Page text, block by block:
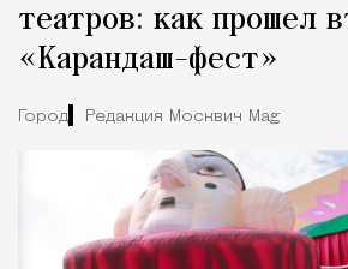
театров: как прошел
«Карандаш-фест»
Город Редакция Москвич Mag